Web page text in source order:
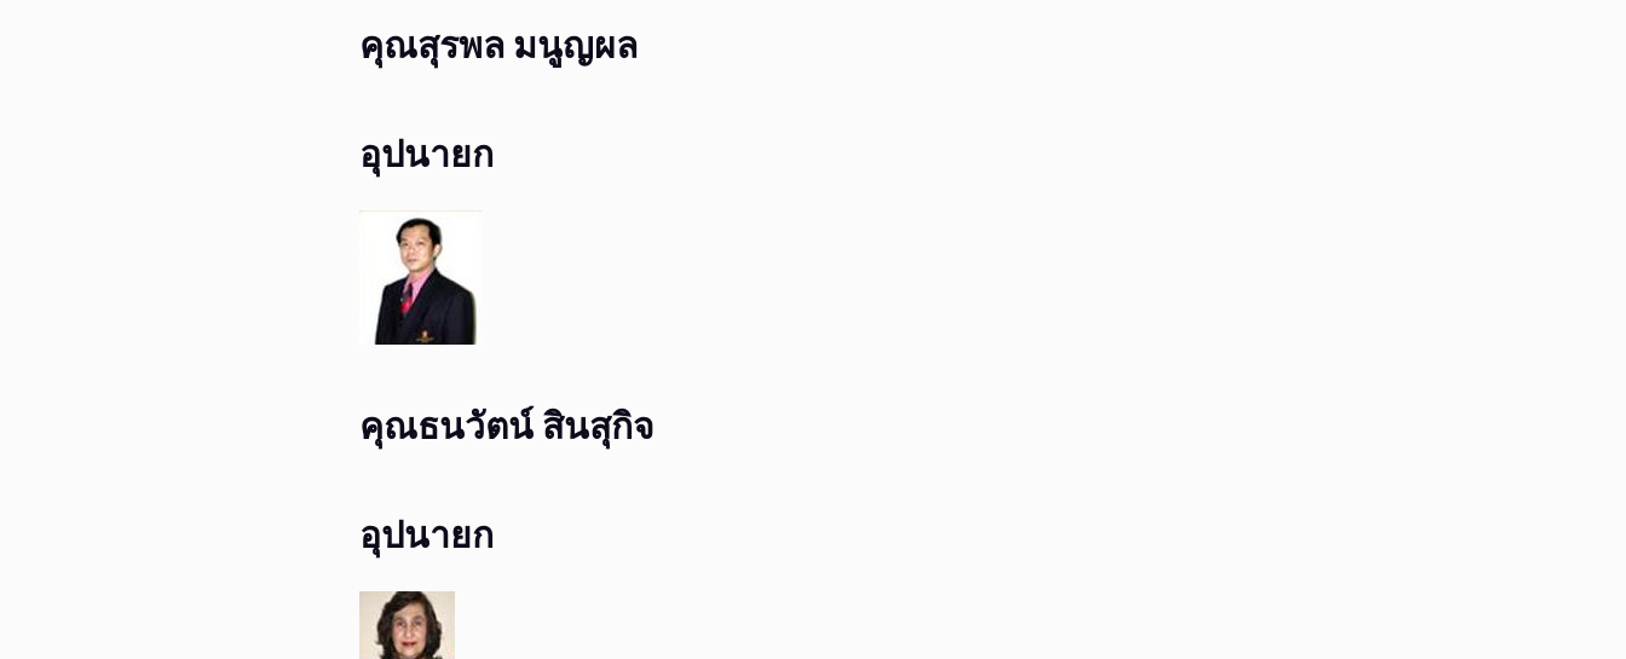
คุณสุรพล มนูญผล
อุปนายก
คุณธนวัตน์ สินสุกิจ
อุปนายก